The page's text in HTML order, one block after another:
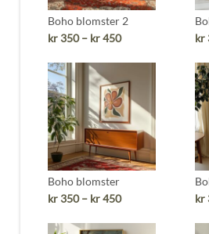
Boho blomster 2
kr350 – kr450Prisområde:
til
kr 450
kr
Boho blomster
kr350 – kr450Prisområde:
til
kr